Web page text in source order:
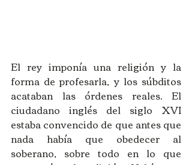
El rey imponía una religión y la
forma de profesarla, y los súbditos
acataban las órdenes reales. El
ciudadano inglés del siglo XVI
estaba convencido de que antes que
nada había que obedecer al
soberano, sobre todo en lo que